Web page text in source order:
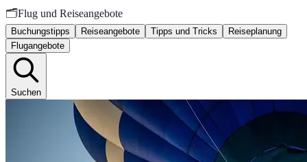
🗂️Flug und Reiseangebote
Buchungstipps Reiseangebote Tipps und Tricks
Reiseplanung
Flugangebote
Suchen